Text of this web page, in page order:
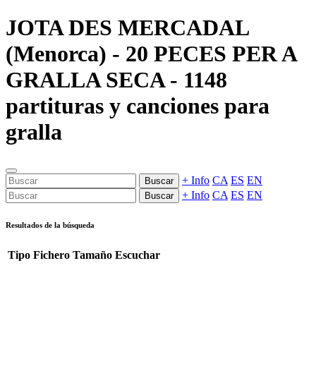
JOTA DES MERCADAL
(Menorca) - 20 PECES PER A
GRALLA SECA - 1148
partituras y canciones para
gralla
Buscar + Info CA ES EN
Buscar + Info CA ES EN
Resultados de la búsqueda
Tipo Fichero Tamaño Escuchar